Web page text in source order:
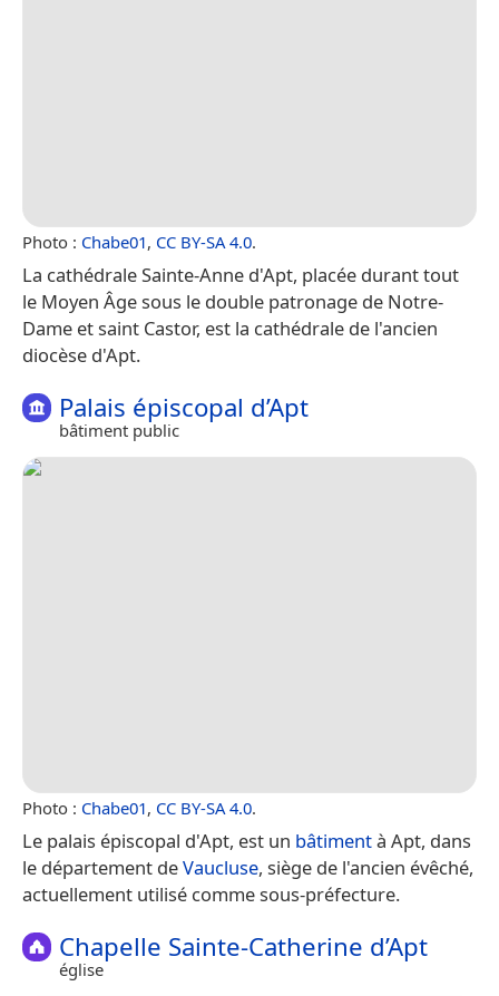
Photo : Chabe01, CC BY-SA 4.0.
La cathédrale Sainte-Anne d'Apt, placée durant tout
le Moyen Âge sous le double patronage de Notre-
Dame et saint Castor, est la cathédrale de l'ancien
diocèse d'Apt.
Palais épiscopal d’Apt
bâtiment public
Photo : Chabe01, CC BY-SA 4.0.
Le palais épiscopal d'Apt, est un bâtimentà Apt, dans
le département deVaucluse, siège de l'ancien évêché,
actuellement utilisé comme sous-préfecture.
Chapelle Sainte-Catherine d’Apt
église